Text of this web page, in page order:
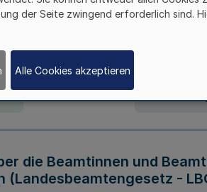
über die
Westfalen
die Beamtinnen und
(Landesbeamtengesetz -
der Seite zwingend erforderlich sind.
Alle Cookies akzeptieren